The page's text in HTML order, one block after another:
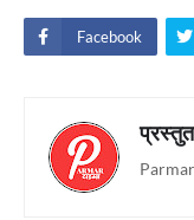
Facebook